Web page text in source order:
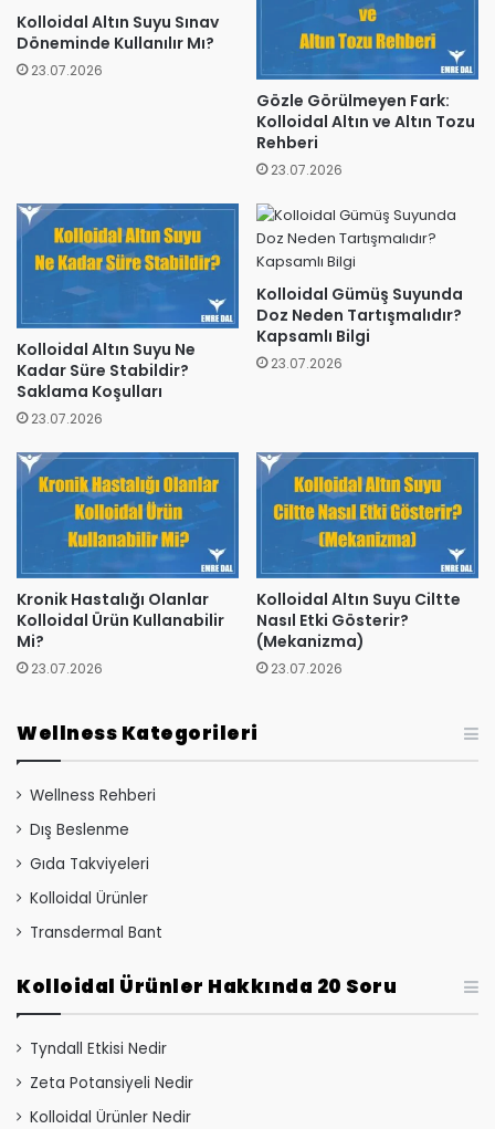
Kolloidal Altın Suyu Sınav
Döneminde Kullanılır Mı?
23.07.2026
Gözle Görülmeyen Fark:
Kolloidal Altın ve Altın Tozu
Rehberi
23.07.2026
Kolloidal Altın Suyu Ne
Kadar Süre Stabildir?
Saklama Koşulları
23.07.2026
Kolloidal Gümüş Suyunda
Doz Neden Tartışmalıdır?
Kapsamlı Bilgi
23.07.2026
Kronik Hastalığı Olanlar
Kolloidal Ürün Kullanabilir
Mi?
23.07.2026
Kolloidal Altın Suyu Ciltte
Nasıl Etki Gösterir?
(Mekanizma)
23.07.2026
Wellness Kategorileri
Wellness Rehberi
Dış Beslenme
Gıda Takviyeleri
Kolloidal Ürünler
Transdermal Bant
Kolloidal Ürünler Hakkında 20 Soru
Tyndall Etkisi Nedir
Zeta Potansiyeli Nedir
Kolloidal Ürünler Nedir